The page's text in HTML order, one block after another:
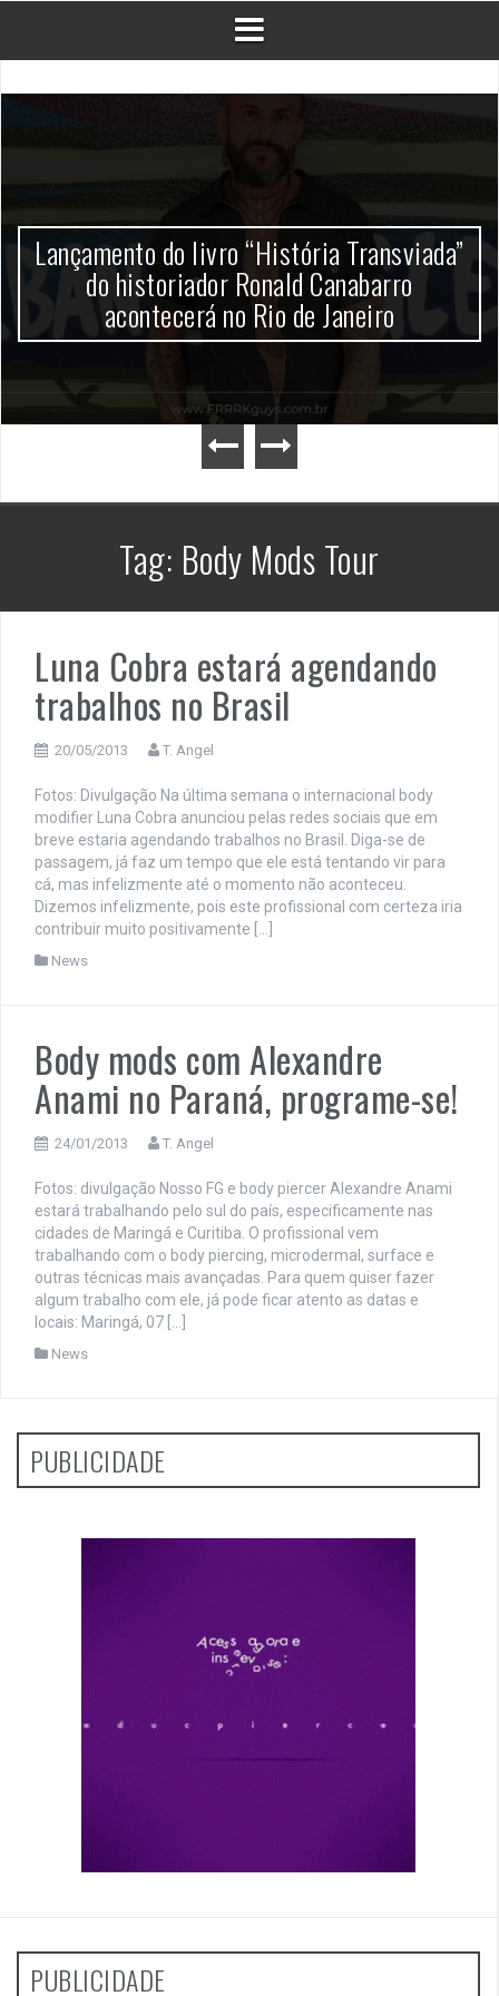
Lançamento do livro “História Transviada”
do historiador Ronald Canabarro
acontecerá no Rio de Janeiro
Tag: Body Mods Tour
Luna Cobra estará agendando
trabalhos no Brasil
20/05/2013 T. Angel
Fotos: Divulgação Na última semana o internacional body
modifier Luna Cobra anunciou pelas redes sociais que em
breve estaria agendando trabalhos no Brasil. Diga-se de
passagem, já faz um tempo que ele está tentando vir para
cá, mas infelizmente até o momento não aconteceu.
Dizemos infelizmente, pois este profissional com certeza iria
contribuir muito positivamente […]
News
Body mods com Alexandre
Anami no Paraná, programe-se!
24/01/2013 T. Angel
Fotos: divulgação Nosso FG e body piercer Alexandre Anami
estará trabalhando pelo sul do país, especificamente nas
cidades de Maringá e Curitiba. O profissional vem
trabalhando com o body piercing, microdermal, surface e
outras técnicas mais avançadas. Para quem quiser fazer
algum trabalho com ele, já pode ficar atento as datas e
locais: Maringá, 07 […]
News
PUBLICIDADE
PUBLICIDADE